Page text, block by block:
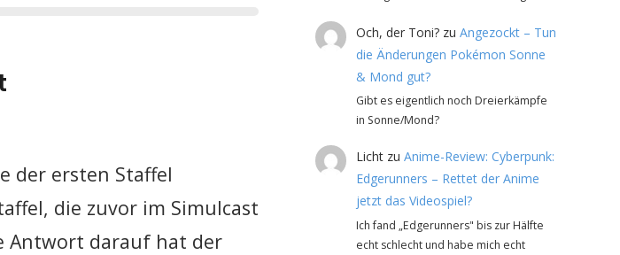
der ersten Staffel
die zuvor im Simulcast
Antwort darauf hat der
Och, der Toni?zu Angezockt – Tun
die Änderungen Pokémon Sonne
& Mond gut?
Gibt es eigentlich noch Dreierkämpfe
in Sonne/Mond?
Lichtzu Anime-Review: Cyberpunk:
Edgerunners – Rettet der Anime
jetzt das Videospiel?
Ich fand „Edgerunners" bis zur Hälfte
echt schlecht und habe mich echt